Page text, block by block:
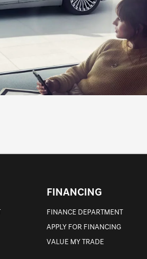
FINANCING
FINANCE DEPARTMENT
APPLY FOR FINANCING
VALUE MY TRADE